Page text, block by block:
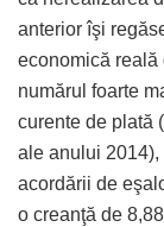
anterior îşi
economică reală
numărul foarte
curente de plată
ale anului
acordării de
o creanţă de